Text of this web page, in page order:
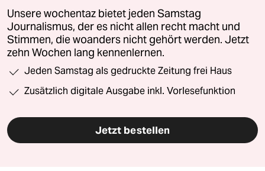
Unsere wochentaz bietet jeden Samstag
Journalismus, der es nicht allen recht macht und
Stimmen, die woanders nicht gehört werden. Jetzt
zehn Wochen lang kennenlernen.
Jeden Samstag als gedruckte Zeitung frei Haus
Zusätzlich digitale Ausgabe inkl. Vorlesefunktion
Jetzt bestellen